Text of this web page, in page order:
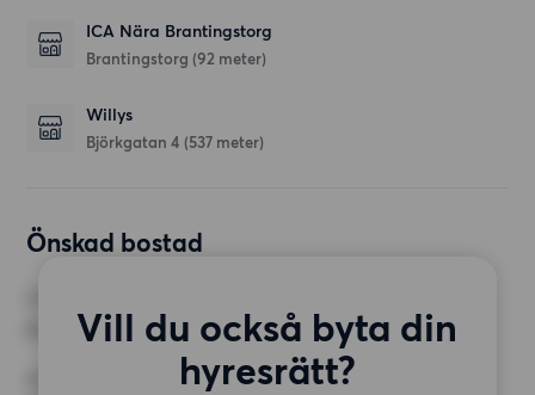
ICA Nära Brantingstorg
Brantingstorg (92 meter)
Willys
Björkgatan 4 (537 meter)
Önskad bostad
Vill du också byta din
hyresrätt?
MINST ANTAL KVADRATMETER